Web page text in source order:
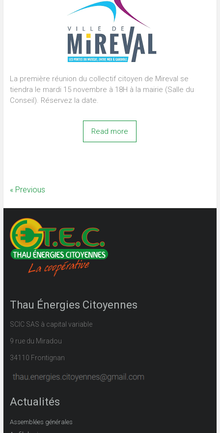
La première réunion du collectif citoyen de Mireval se
tiendra le mardi 15 novembre à 18H à la mairie (Salle du
Conseil). Réservez la date.
Read more
« Previous
Thau Énergies Citoyennes
SCIC SAS à capital variable
9 rue du Miradou
34110 Frontignan
Actualités
Assemblées générales